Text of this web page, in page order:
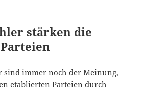
stärken die
sind immer noch der Meinung,
etablierten Parteien durch